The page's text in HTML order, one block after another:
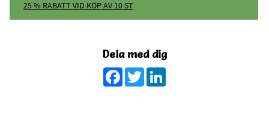
25 % RABATT VID KÖP AV 10 ST
Dela med dig
Facebook
Twitter